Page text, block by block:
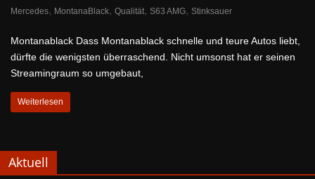
Mercedes, MontanaBlack, Qualität, S63 AMG, Stinksauer
Montanablack Dass Montanablack schnelle und teure Autos liebt,
dürfte die wenigsten überraschend. Nicht umsonst hat er seinen
Streamingraum so umgebaut,
Weiterlesen
Aktuell